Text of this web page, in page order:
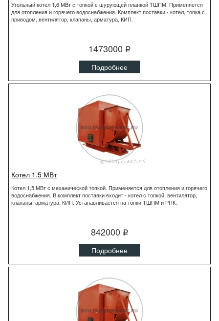
Угольный котел 1,6 МВт с топкой с шурующей планкой ТШПМ. Применяется
для отопления и горячего водоснабжения. Комплект поставки - котел, топка с
приводом, вентилятор, клапаны, арматура, КИП.
1473000 q
Подробнее
Котел 1,5 МВт
Котел 1,5 МВт с механической топкой. Применяется для отопления и горячего
водоснабжения. В комплект поставки входит - котел с топкой, вентилятор,
клапаны, арматура, КИП. Устанавливается на топки ТШПМ и РПК.
842000 q
Подробнее